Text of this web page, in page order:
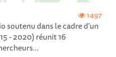
1497
soutenu dans le cadre d’un
- 2020) réunit 16